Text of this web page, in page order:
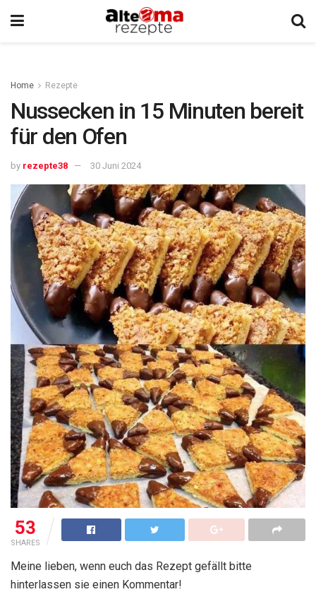
Home Rezepte
Nussecken in 15 Minuten bereit
für den Ofen
by rezepte38 30 Juni 2024
53
SHARES
Meine lieben, wenn euch das Rezept gefällt bitte
hinterlassen sie einen Kommentar!